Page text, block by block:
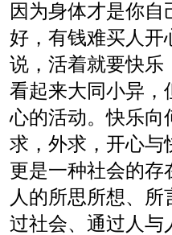
因为身体才是你
好，有钱难买人开
说，活着就要快乐
看起来大同小异，
心的活动。快乐向
求，外求，开心与
更是一种社会的存
人的所思所想、
过社会、通过人与